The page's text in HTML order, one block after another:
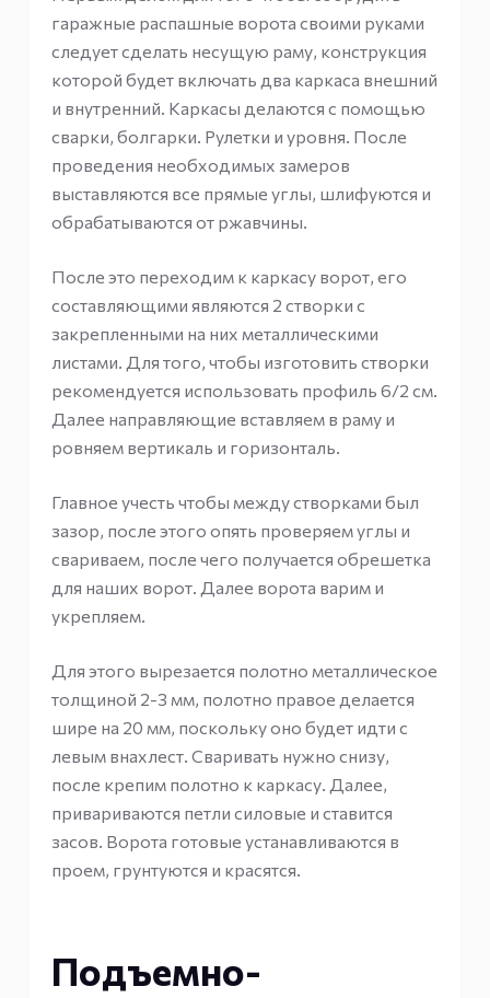
гаражные распашные ворота своими руками
следует сделать несущую раму, конструкция
которой будет включать два каркаса внешний
и внутренний. Каркасы делаются с помощью
сварки, болгарки. Рулетки и уровня. После
проведения необходимых замеров
выставляются все прямые углы, шлифуются и
обрабатываются от ржавчины.
После это переходим к каркасу ворот, его
составляющими являются 2 створки с
закрепленными на них металлическими
листами. Для того, чтобы изготовить створки
рекомендуется использовать профиль 6/2 см.
Далее направляющие вставляем в раму и
ровняем вертикаль и горизонталь.
Главное учесть чтобы между створками был
зазор, после этого опять проверяем углы и
свариваем, после чего получается обрешетка
для наших ворот. Далее ворота варим и
укрепляем.
Для этого вырезается полотно металлическое
толщиной 2-3 мм, полотно правое делается
шире на 20 мм, поскольку оно будет идти с
левым внахлест. Сваривать нужно снизу,
после крепим полотно к каркасу. Далее,
привариваются петли силовые и ставится
засов. Ворота готовые устанавливаются в
проем, грунтуются и красятся.
Подъемно-